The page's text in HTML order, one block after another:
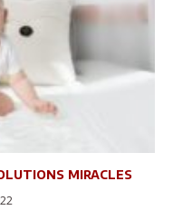
miracles